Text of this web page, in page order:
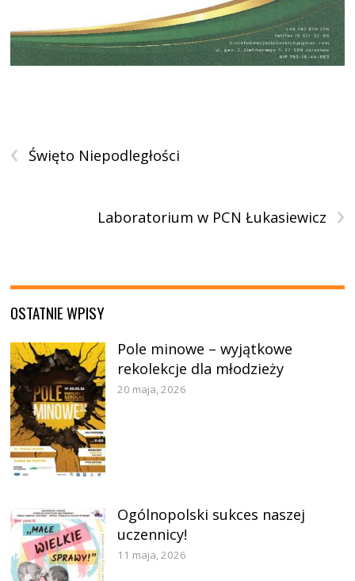
‹ Święto Niepodległości
›
Laboratorium w PCN Łukasiewicz
OSTATNIE WPISY
Pole minowe – wyjątkowe
rekolekcje dla młodzieży
20 maja, 2026
Ogólnopolski sukces naszej
uczennicy!
11 maja, 2026